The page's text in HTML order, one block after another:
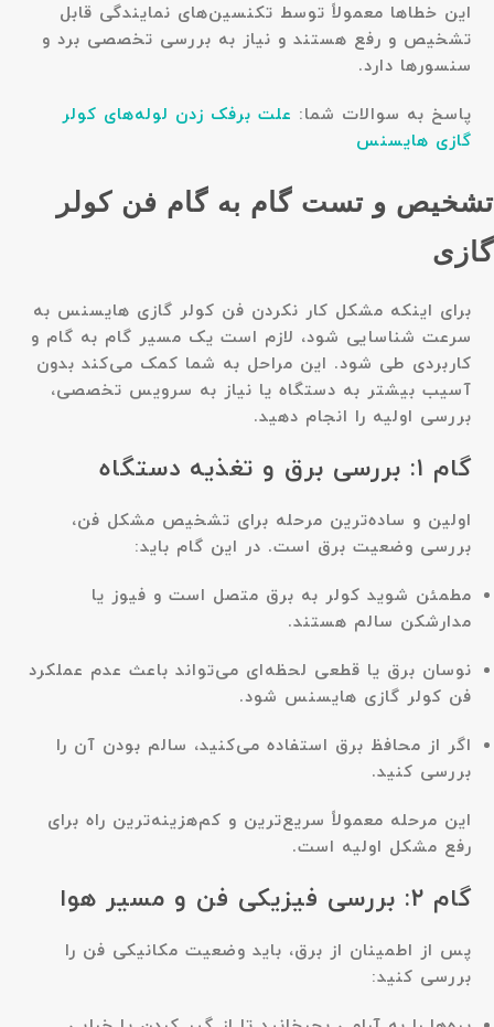
این خطاها معمولاً توسط تکنسین‌های نمایندگی قابل
تشخیص و رفع هستند و نیاز به بررسی تخصصی برد و
سنسورها دارد.
پاسخ به سوالات شما: علت برفک زدن لوله‌های کولر
گازی هایسنس
تشخیص و تست گام به گام فن کولر
گازی
برای اینکه مشکل کار نکردن فن کولر گازی هایسنس به
سرعت شناسایی شود، لازم است یک مسیر گام به گام و
کاربردی طی شود. این مراحل به شما کمک می‌کند بدون
آسیب بیشتر به دستگاه یا نیاز به سرویس تخصصی،
بررسی اولیه را انجام دهید.
گام ۱: بررسی برق و تغذیه دستگاه
اولین و ساده‌ترین مرحله برای تشخیص مشکل فن،
بررسی وضعیت برق است. در این گام باید:
مطمئن شوید کولر به برق متصل است و فیوز یا
مدارشکن سالم هستند.
نوسان برق یا قطعی لحظه‌ای می‌تواند باعث عدم عملکرد
فن کولر گازی هایسنس شود.
اگر از محافظ برق استفاده می‌کنید، سالم بودن آن را
بررسی کنید.
این مرحله معمولاً سریع‌ترین و کم‌هزینه‌ترین راه برای
رفع مشکل اولیه است.
گام ۲: بررسی فیزیکی فن و مسیر هوا
پس از اطمینان از برق، باید وضعیت مکانیکی فن را
بررسی کنید: